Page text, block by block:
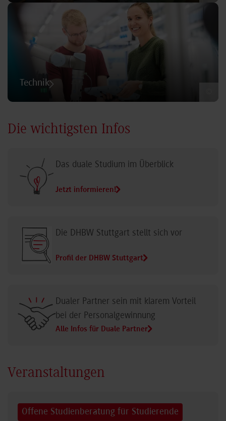
Technik
Die wichtigsten Infos
Das duale Studium im Überblick
Jetzt informieren!
Die DHBW Stuttgart stellt sich vor
Profil der DHBW Stuttgart
Dualer Partner sein mit klarem Vorteil
bei der Personalgewinnung
Alle Infos für Duale Partner
Veranstaltungen
Offene Studienberatung für Studierende